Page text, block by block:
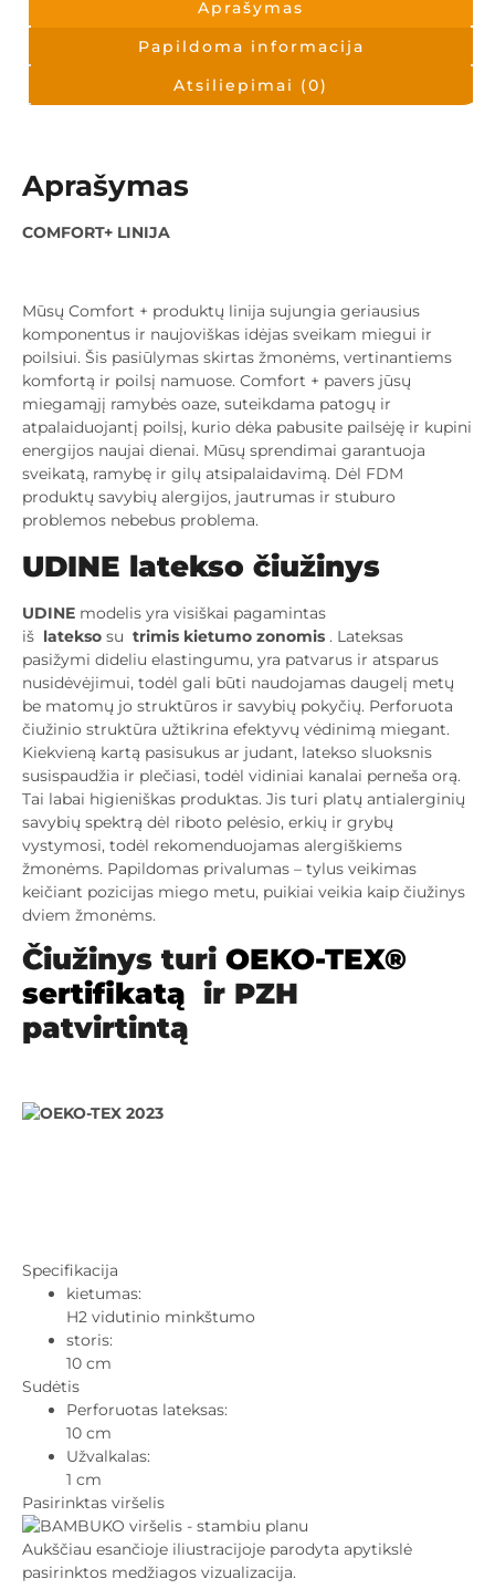
Aprašymas
Papildoma informacija
Atsiliepimai (0)
Aprašymas
COMFORT+ LINIJA
Mūsų Comfort + produktų linija sujungia geriausius
komponentus ir naujoviškas idėjas sveikam miegui ir
poilsiui. Šis pasiūlymas skirtas žmonėms, vertinantiems
komfortą ir poilsį namuose. Comfort + pavers jūsų
miegamąjį ramybės oaze, suteikdama patogų ir
atpalaiduojantį poilsį, kurio dėka pabusite pailsėję ir kupini
energijos naujai dienai. Mūsų sprendimai garantuoja
sveikatą, ramybę ir gilų atsipalaidavimą. Dėl FDM
produktų savybių alergijos, jautrumas ir stuburo
problemos nebebus problema.
UDINE latekso čiužinys
UDINE modelis yra visiškai pagamintas
iš latekso su trimis kietumo zonomis . Lateksas
pasižymi dideliu elastingumu, yra patvarus ir atsparus
nusidėvėjimui, todėl gali būti naudojamas daugelį metų
be matomų jo struktūros ir savybių pokyčių. Perforuota
čiužinio struktūra užtikrina efektyvų vėdinimą miegant.
Kiekvieną kartą pasisukus ar judant, latekso sluoksnis
susispaudžia ir plečiasi, todėl vidiniai kanalai perneša orą.
Tai labai higieniškas produktas. Jis turi platų antialerginių
savybių spektrą dėl riboto pelėsio, erkių ir grybų
vystymosi, todėl rekomenduojamas alergiškiems
žmonėms. Papildomas privalumas – tylus veikimas
keičiant pozicijas miego metu, puikiai veikia kaip čiužinys
dviem žmonėms.
Čiužinys turi OEKO-TEX®
sertifikatą ir PZH
patvirtintą
Specifikacija
kietumas:
H2 vidutinio minkštumo
storis:
10 cm
Sudėtis
Perforuotas lateksas:
10 cm
Užvalkalas:
1 cm
Pasirinktas viršelis
Aukščiau esančioje iliustracijoje parodyta apytikslė
pasirinktos medžiagos vizualizacija.